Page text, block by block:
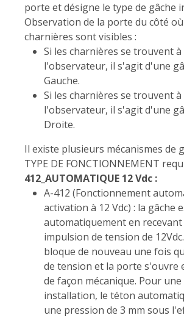
porte et désigne le type de gâche
Observation de la porte du côté
charnières sont visibles :
Si les charnières se trouvent à
l'observateur, il s'agit d'une
Gauche.
Si les charnières se trouvent
l'observateur, il s'agit d'une
Droite.
Il existe plusieurs mécanismes de
TYPE DE FONCTIONNEMENT
412_AUTOMATIQUE 12 Vdc :
A-412 (Fonctionnement
activation à 12 Vdc) : la gâche
automatiquement en
impulsion de tension de
bloque de nouveau une fois
de tension et la porte s'ouvre
de façon mécanique. Pour
installation, le téton
une pression de 3 mm sous